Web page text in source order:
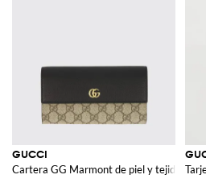
GUCCI
Cartera GG Marmont de piel y tejido GG